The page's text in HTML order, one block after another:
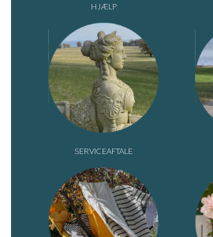
HJÆLP
SERVICEAFTALE